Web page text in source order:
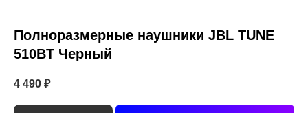
Полноразмерные наушники JBL TUNE
510BT Черный
4 490 ₽